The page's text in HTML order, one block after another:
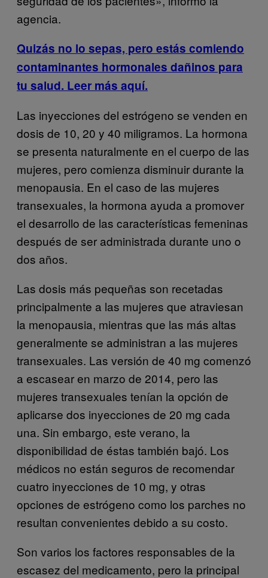
agencia.
Quizás no lo sepas, pero estás comiendo
contaminantes hormonales dañinos para
tu salud. Leer más aquí.
Las inyecciones del estrógeno se venden en
dosis de 10, 20 y 40 miligramos. La hormona
se presenta naturalmente en el cuerpo de las
mujeres, pero comienza disminuir durante la
menopausia. En el caso de las mujeres
transexuales, la hormona ayuda a promover
el desarrollo de las características femeninas
después de ser administrada durante uno o
dos años.
Las dosis más pequeñas son recetadas
principalmente a las mujeres que atraviesan
la menopausia, mientras que las más altas
generalmente se administran a las mujeres
transexuales. Las versión de 40 mg comenzó
a escasear en marzo de 2014, pero las
mujeres transexuales tenían la opción de
aplicarse dos inyecciones de 20 mg cada
una. Sin embargo, este verano, la
disponibilidad de éstas también bajó. Los
médicos no están seguros de recomendar
cuatro inyecciones de 10 mg, y otras
opciones de estrógeno como los parches no
resultan convenientes debido a su costo.
Son varios los factores responsables de la
escasez del medicamento, pero la principal